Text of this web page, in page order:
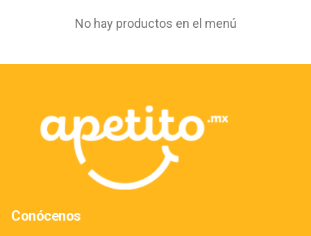
No hay productos en el menú
Conócenos